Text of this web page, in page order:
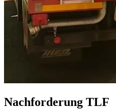
Nachforderung TLF